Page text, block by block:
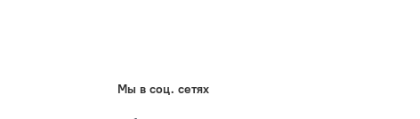
Мы в соц. сетях